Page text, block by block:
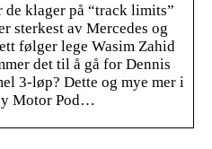
de klager på “track limits”
sterkest av Mercedes og
følger lege Wasim Zahid
det til å gå for Dennis
3-løp? Dette og mye mer i
Motor Pod…